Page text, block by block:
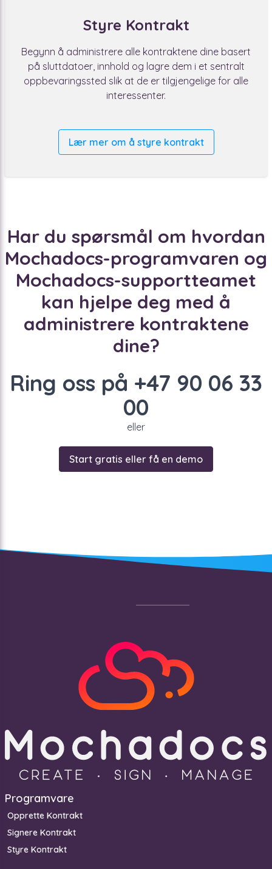
Styre Kontrakt
Begynn å administrere alle kontraktene dine basert
på sluttdatoer, innhold og lagre dem i et sentralt
oppbevaringssted slik at de er tilgjengelige for alle
interessenter.
Lær mer om å styre kontrakt
Har du spørsmål om hvordan
Mochadocs-programvaren og
Mochadocs-supportteamet
kan hjelpe deg med å
administrere kontraktene
dine?
Ring oss på +47 90 06 33
00
eller
Start gratis eller få en demo
Programvare
Opprette Kontrakt
Signere Kontrakt
Styre Kontrakt